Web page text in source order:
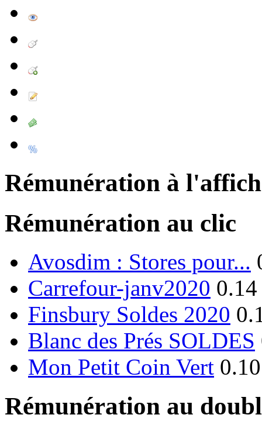
Rémunération à
Rémunération au clic
Avosdim : Stores pour...
Carrefour-janv2020
Finsbury Soldes 2020
Blanc des Prés SOLDES
Mon Petit Coin Vert
Rémunération au